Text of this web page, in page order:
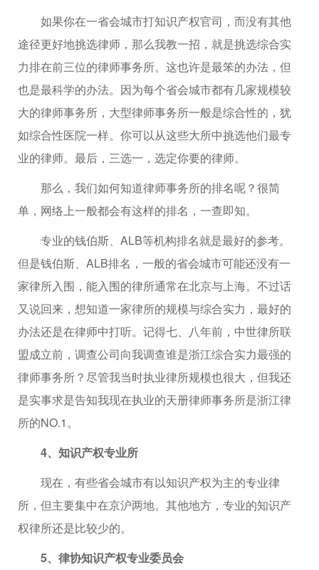
如果你在一省会城市打知识产权官司，而没有其他
途径更好地挑选律师，那么我教一招，就是挑选综合实
力排在前三位的律师事务所。这也许是最笨的办法，但
也是最科学的办法。因为每个省会城市都有几家规模较
大的律师事务所，大型律师事务所一般是综合性的，犹
如综合性医院一样。你可以从这些大所中挑选他们最专
业的律师。最后，三选一，选定你要的律师。
那么，我们如何知道律师事务所的排名呢？很简
单，网络上一般都会有这样的排名，一查即知。
专业的钱伯斯、ALB等机构排名就是最好的参考。
但是钱伯斯、ALB排名，一般的省会城市可能还没有一
家律所入围，能入围的律所通常在北京与上海。不过话
又说回来，想知道一家律所的规模与综合实力，最好的
办法还是在律师中打听。记得七、八年前，中世律所联
盟成立前，调查公司向我调查谁是浙江综合实力最强的
律师事务所？尽管我当时执业律所规模也很大，但我还
是实事求是告知我现在执业的天册律师事务所是浙江律
所的NO.1。
4、知识产权专业所
现在，有些省会城市有以知识产权为主的专业律
所，但主要集中在京沪两地。其他地方，专业的知识产
权律所还是比较少的。
5、律协知识产权专业委员会